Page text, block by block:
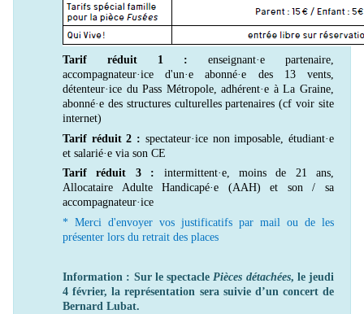
Tarif réduit 1 : enseignant·e partenaire,
accompagnateur·ice d'un·e abonné·e des 13 vents,
détenteur·ice du Pass Métropole, adhérent·e à La Graine,
abonné·e des structures culturelles partenaires (cf voir site
internet)
Tarif réduit 2 : spectateur·ice non imposable, étudiant·e
et salarié·e via son CE
Tarif réduit 3 : intermittent·e, moins de 21 ans,
Allocataire Adulte Handicapé·e (AAH) et son / sa
accompagnateur·ice
* Merci d'envoyer vos justificatifs par mail ou de les
présenter lors du retrait des places
Information : Sur le spectaclePièces détachées, le jeudi
4 février, la représentation sera suivie d’un concert de
Bernard Lubat.